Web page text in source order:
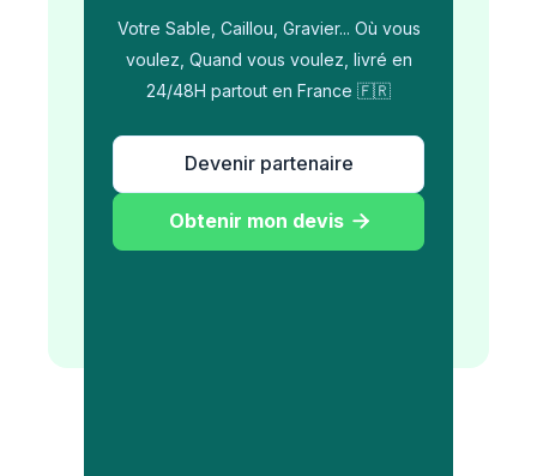
Votre Sable, Caillou, Gravier... Où vous
voulez, Quand vous voulez, livré en
24/48H partout en France 🇫🇷
Devenir partenaire
Obtenir mon devis 